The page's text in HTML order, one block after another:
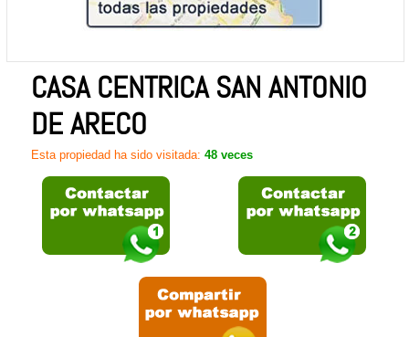
CASA CENTRICA SAN ANTONIO
DE ARECO
Esta propiedad ha sido visitada: 48 veces